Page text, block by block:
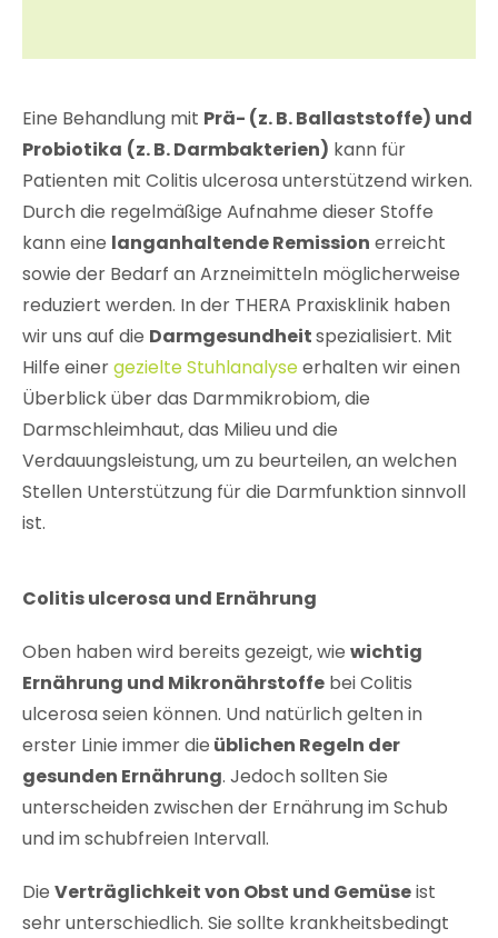
Eine Behandlung mit Prä- (z. B. Ballaststoffe) und
Probiotika (z. B. Darmbakterien) kann für
Patienten mit Colitis ulcerosa unterstützend wirken.
Durch die regelmäßige Aufnahme dieser Stoffe
kann eine langanhaltende Remission erreicht
sowie der Bedarf an Arzneimitteln möglicherweise
reduziert werden. In der THERA Praxisklinik haben
wir uns auf die Darmgesundheitspezialisiert. Mit
Hilfe einergezielteStuhlanalyseerhalten wir einen
Überblick über das Darmmikrobiom, die
Darmschleimhaut, das Milieu und die
Verdauungsleistung, um zu beurteilen, an welchen
Stellen Unterstützung für die Darmfunktion sinnvoll
ist.
Colitis ulcerosa und Ernährung
Oben haben wird bereits gezeigt, wie wichtig
Ernährung und Mikronährstoffebei Colitis
ulcerosa seien können. Und natürlich gelten in
erster Linie immer die üblichen Regeln der
gesunden Ernährung. Jedoch sollten Sie
unterscheiden zwischen der Ernährung im Schub
und im schubfreien Intervall.
Die Verträglichkeit von Obst und Gemüseist
sehr unterschiedlich. Sie sollte krankheitsbedingt